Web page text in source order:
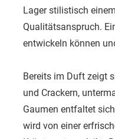
Lager stilistisch
Qualitätsanspruch.
entwickeln können
Bereits im Duft zeigt
und Crackern,
Gaumen entfaltet
wird von einer